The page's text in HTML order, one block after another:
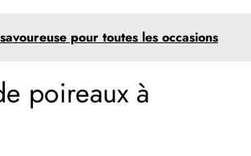
pour toutes les occasions
poireaux à